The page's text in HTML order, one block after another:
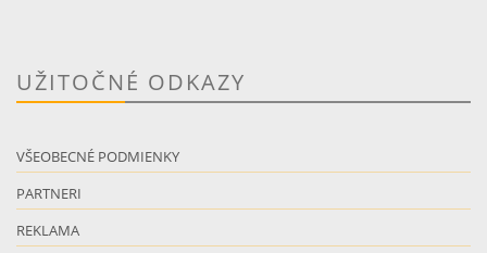
UŽITOČNÉ ODKAZY
VŠEOBECNÉ PODMIENKY
PARTNERI
REKLAMA